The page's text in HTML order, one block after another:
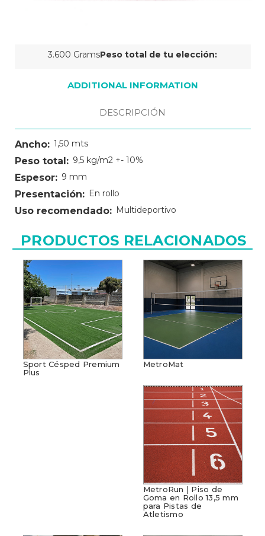
Cantidad
existencias:
3.600 GramsPeso total de tu elección:
ADDITIONAL INFORMATION
DESCRIPCIÓN
Ancho: 1,50 mts
Peso total: 9,5 kg/m2 +- 10%
Espesor: 9 mm
Presentación: En rollo
Uso recomendado: Multideportivo
PRODUCTOS RELACIONADOS
Sport Césped Premium
Plus
MetroMat
MetroRun | Piso de
Goma en Rollo 13,5 mm
para Pistas de
Atletismo